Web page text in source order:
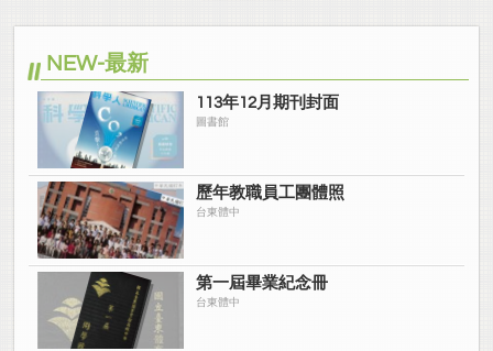
NEW-最新
113年12月期刊封面
圖書館
歷年教職員工團體照
台東體中
第一屆畢業紀念冊
台東體中